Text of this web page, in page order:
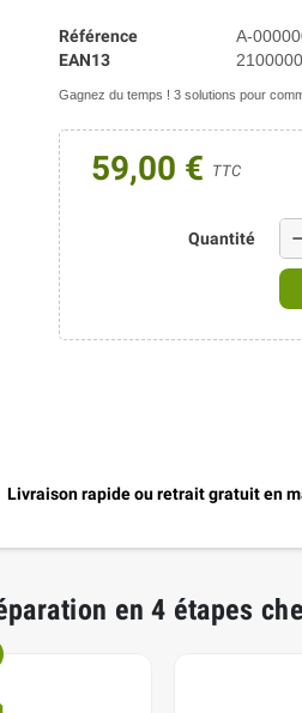
Référence
A-
EAN13
Gagnez du temps ! 3 solutions pour
59,00 € TTC
Quantité
Livraison rapide ou retrait gratuit en
en 4 étapes